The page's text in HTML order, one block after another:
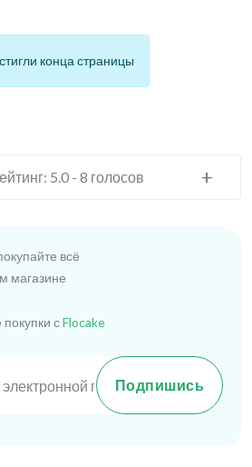
конца страницы
5.0 - 8 голосов +
всё
магазине
сFlocake
Подпишись